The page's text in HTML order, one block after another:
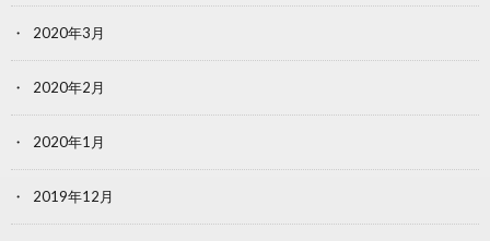
2020年3月
2020年2月
2020年1月
2019年12月